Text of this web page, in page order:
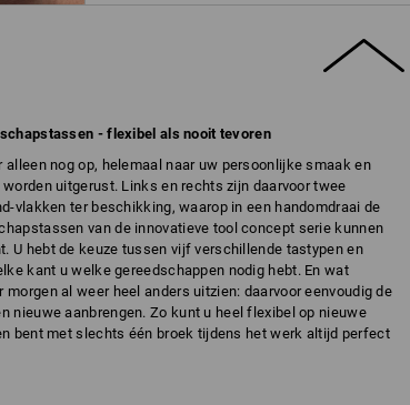
- flexibel als nooit tevoren
alleen nog op, helemaal naar uw persoonlijke smaak en
uitgerust. Links en rechts zijn daarvoor twee
vlakken ter beschikking, waarop in een handomdraai de
van de innovatieve tool concept serie kunnen
U hebt de keuze tussen vijf verschillende tastypen en
kant u welke gereedschappen nodig hebt. En wat
morgen al weer heel anders uitzien: daarvoor eenvoudig de
nieuwe aanbrengen. Zo kunt u heel flexibel op nieuwe
bent met slechts één broek tijdens het werk altijd perfect